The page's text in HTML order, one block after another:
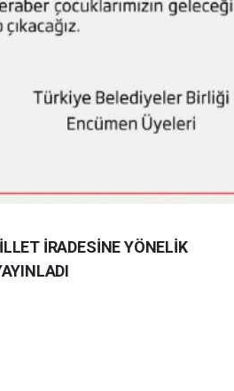
İRADESİNE YÖNELİK